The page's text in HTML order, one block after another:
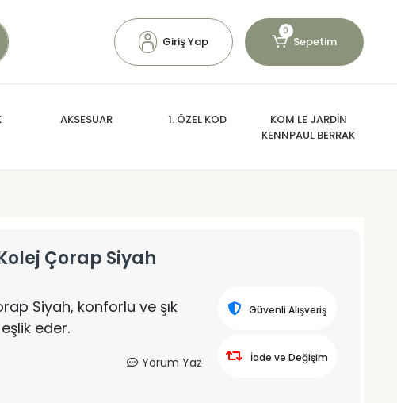
Giriş Yap
0
Sepetim
AKSESUAR 1. ÖZEL KOD
KOM LE JARDİN
KENNPAUL BERRAK
Çorap Siyah
Siyah, konforlu ve şık
eder.
Yorum Yaz
Güvenli Alışveriş
İade ve Değişim